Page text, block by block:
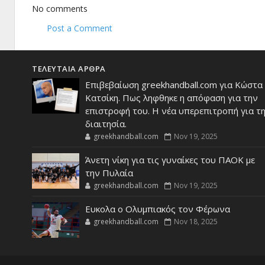
No comments
Post a Comment
ΤΕΛΕΥΤΑΙΑ ΑΡΘΡΑ
Επιβεβαίωση greekhandball.com για Κώστα
Κατσίκη. Πως ληφθηκε η απόφαση για την
επιστροφή του. Η νέα υπερεπιτροπή για τη
διαιτησία.
greekhandball.com Nov 19, 2025
Άνετη νίκη για τις γυναίκες του ΠΑΟΚ με
την Πυλαία
greekhandball.com Nov 19, 2025
Ευκολα ο Ολυμπιακός τον Φέρωνα
greekhandball.com Nov 18, 2025